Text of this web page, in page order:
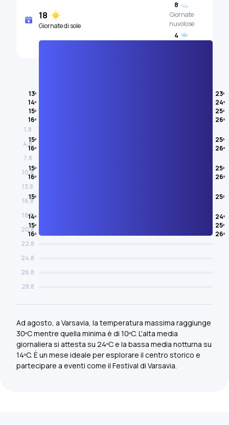
18
Giornate di sole
8
Giornate
nuvolose
4
13º 23º
1.8
14º 24º
4.8
15º 25º
7.8
16º 26º
10.8
15º 25º
13.8
16º 26º
16.8
15º 25º
18.8
16º 26º
20.8
15º 25º
22.8
14º 24º
24.8
15º 25º
26.8
16º 26º
28.8
Ad agosto, a Varsavia, la temperatura massima raggiunge
30ºC mentre quella minima è di 10ºC. L'alta media
giornaliera si attesta su 24ºC e la bassa media notturna su
14ºC. È un mese ideale per esplorare il centro storico e
partecipare a eventi come il Festival di Varsavia.